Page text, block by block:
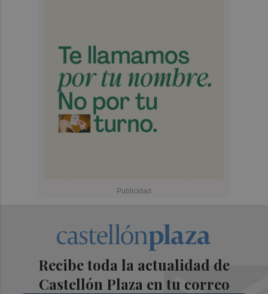
Recibe toda la actualidad de
Castellón Plaza en tu correo